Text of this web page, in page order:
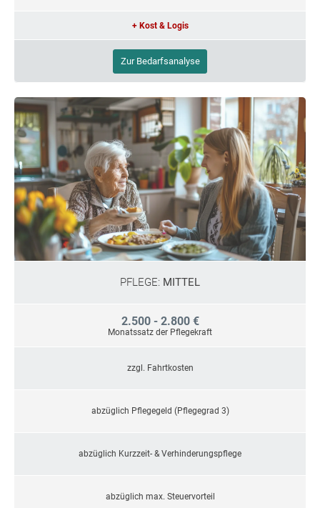
+ Kost & Logis
Zur Bedarfsanalyse
PFLEGE: MITTEL
2.500 - 2.800 €
Monatssatz der Pflegekraft
zzgl. Fahrtkosten
abzüglich Pflegegeld (Pflegegrad 3)
abzüglich Kurzzeit- & Verhinderungspflege
abzüglich max. Steuervorteil